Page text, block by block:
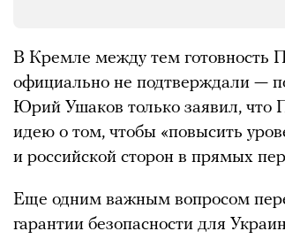
В Кремле между тем готовность
официально не подтверждали —
Юрий Ушаков только заявил, что
идею о том, чтобы «повысить
и российской сторон в прямых
Еще одним важным вопросом
гарантии безопасности для